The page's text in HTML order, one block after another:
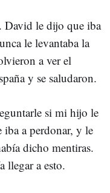
David le dijo que iba
le levantaba la
a ver el
y se saludaron.
si mi hijo le
iba a perdonar, y le
dicho mentiras.
llegar a esto.